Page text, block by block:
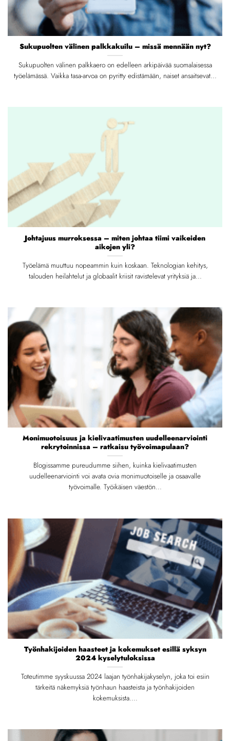
Sukupuolten välinen palkkakuilu – missä mennään nyt?
Sukupuolten välinen palkkaero on edelleen arkipäivää suomalaisessa
työelämässä. Vaikka tasa-arvoa on pyritty edistämään, naiset ansaitsevat...
Johtajuus murroksessa – miten johtaa tiimi vaikeiden
aikojen yli?
Työelämä muuttuu nopeammin kuin koskaan. Teknologian kehitys,
talouden heilahtelut ja globaalit kriisit ravistelevat yrityksiä ja...
Monimuotoisuus ja kielivaatimusten uudelleenarviointi
rekrytoinnissa – ratkaisu työvoimapulaan?
Blogissamme pureudumme siihen, kuinka kielivaatimusten
uudelleenarviointi voi avata ovia monimuotoiselle ja osaavalle
työvoimalle. Työikäisen väestön...
Työnhakijoiden haasteet ja kokemukset esillä syksyn
2024 kyselytuloksissa
Toteutimme syyskuussa 2024 laajan työnhakijakyselyn, joka toi esiin
tärkeitä näkemyksiä työnhaun haasteista ja työnhakijoiden
kokemuksista....